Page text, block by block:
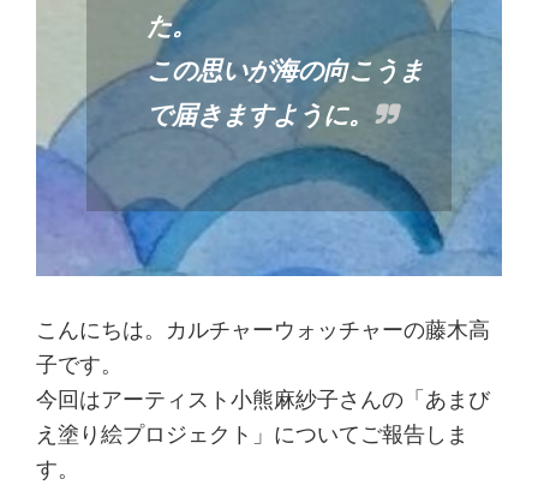
た。
この思いが海の向こうま
で届きますように。
こんにちは。カルチャーウォッチャーの藤木高
子です。
今回はアーティスト小熊麻紗子さんの「あまび
え塗り絵プロジェクト」についてご報告しま
す。